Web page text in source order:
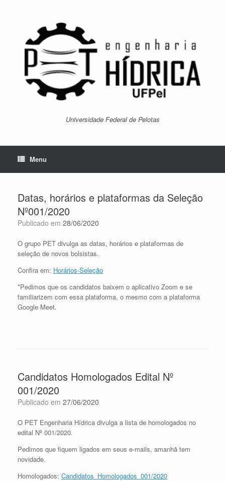
Universidade Federal de Pelotas
Menu
Datas, horários e plataformas da Seleção
Nº001/2020
Publicado em 28/06/2020
O grupo PET divulga as datas, horários e plataformas de
seleção de novos bolsistas.
Confira em: Horários-Seleção
*Pedimos que os candidatos baixem o aplicativo Zoom e se
familiarizem com essa plataforma, o mesmo com a plataforma
Google Meet.
Candidatos Homologados Edital Nº
001/2020
Publicado em 27/06/2020
O PET Engenharia Hídrica divulga a lista de homologados no
edital Nº 001/2020.
Pedimos que fiquem ligados em seus e-mails, amanhã tem
novidade.
Homologados: Candidatos_Homologados_001/2020